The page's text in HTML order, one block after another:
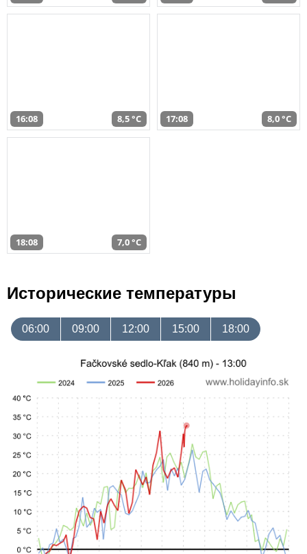
16:08 8,5 °C 17:08 8,0 °C
18:08 7,0 °C
Исторические температуры
06:00 09:00 12:00 15:00 18:00